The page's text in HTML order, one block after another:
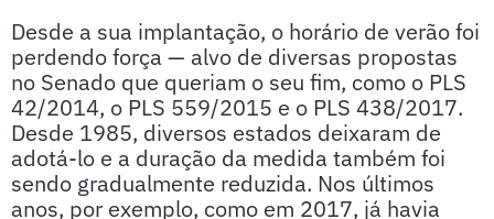
Desde a sua implantação, o horário de verão foi
perdendo força — alvo de diversas propostas
no Senado que queriam o seu fim, como o PLS
42/2014, o PLS 559/2015 e o PLS 438/2017.
Desde 1985, diversos estados deixaram de
adotá-lo e a duração da medida também foi
sendo gradualmente reduzida. Nos últimos
anos, por exemplo, como em 2017, já havia